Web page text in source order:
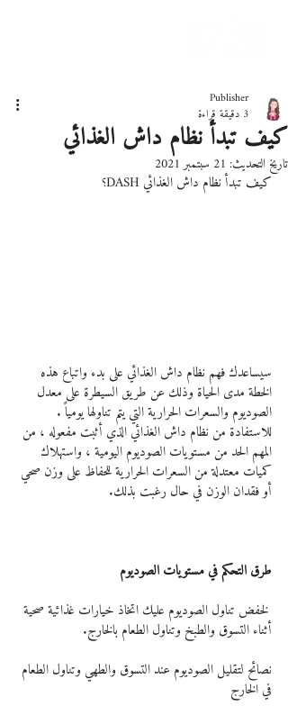
كيف تبدأ نظام داش الغذائي
Publisher
3 دقيقة قراءة
تاريخ التحديث: 21 سبتمبر 2021
كيف تبدأ نظام داش الغذائي DASH؟
سيساعدك فهم نظام داش الغذائي على بدء واتباع هذه
الخطة مدى الحياة وذلك عن طريق السيطرة على معدل
الصوديوم والسعرات الحرارية التي يتم تناولها يومياً .
للاستفادة من نظام داش الغذائي الذي أثبت مفعوله ، من
المهم الحد من مستويات الصوديوم اليومية ، واستهلاك
كميات معتدلة من السعرات الحرارية للحفاظ على وزن صحي
أو فقدان الوزن في حال رغبت بذلك.
طرق التحكم في مستويات الصوديوم
لخفض تناول الصوديوم عليك اتخاذ خيارات غذائية صحية
أثناء التسوق والطبخ وتناول الطعام بالخارج.
نصائح لتقليل الصوديوم عند التسوق والطهي وتناول الطعام
في الخارج